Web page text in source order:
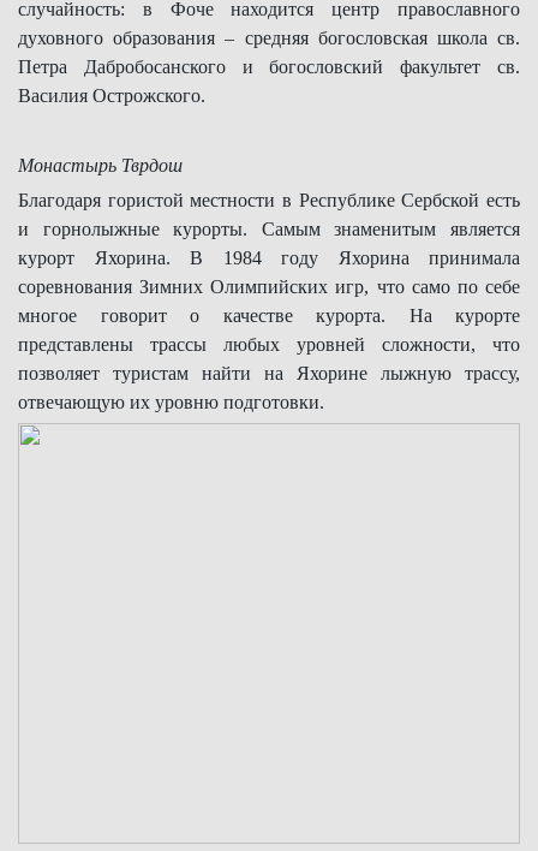
случайность: в Фоче находится центр православного
духовного образования – средняя богословская школа св.
Петра Дабробосанского и богословский факультет св.
Василия Острожского.
Монастырь Тврдош
Благодаря гористой местности в Республике Сербской есть
и горнолыжные курорты. Самым знаменитым является
курорт Яхорина. В 1984 году Яхорина принимала
соревнования Зимних Олимпийских игр, что само по себе
многое говорит о качестве курорта. На курорте
представлены трассы любых уровней сложности, что
позволяет туристам найти на Яхорине лыжную трассу,
отвечающую их уровню подготовки.